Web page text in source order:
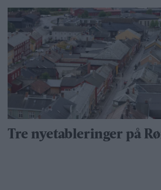
Tre nyetableringer på